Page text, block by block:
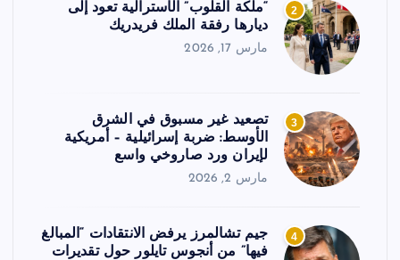
2
“ملكة القلوب” الأسترالية تعود إلى
ديارها رفقة الملك فريدريك
مارس 17, 2026
3
تصعيد غير مسبوق في الشرق
الأوسط: ضربة إسرائيلية – أمريكية
لإيران ورد صاروخي واسع
مارس 2, 2026
4
جيم تشالمرز يرفض الانتقادات “المبالغ
فيها” من أنجوس تايلور حول تقديرات